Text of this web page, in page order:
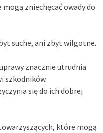
zniechęcać owady do
suche, ani zbyt wilgotne.
znacznie utrudnia
szkodników.
się do ich dobrej
które mogą